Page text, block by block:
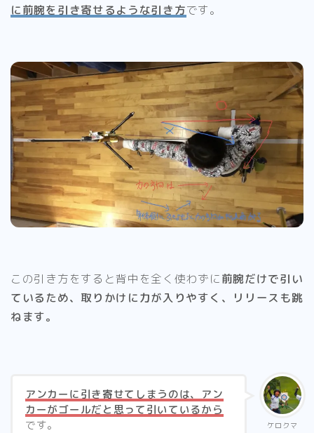
に前腕を引き寄せるような引き方です。
この引き方をすると背中を全く使わずに前腕だけで引い
ているため、取りかけに力が入りやすく、リリースも跳
ねます。
ケロクマ
アンカーに引き寄せてしまうのは、アン
カーがゴールだと思って引いているから
です。